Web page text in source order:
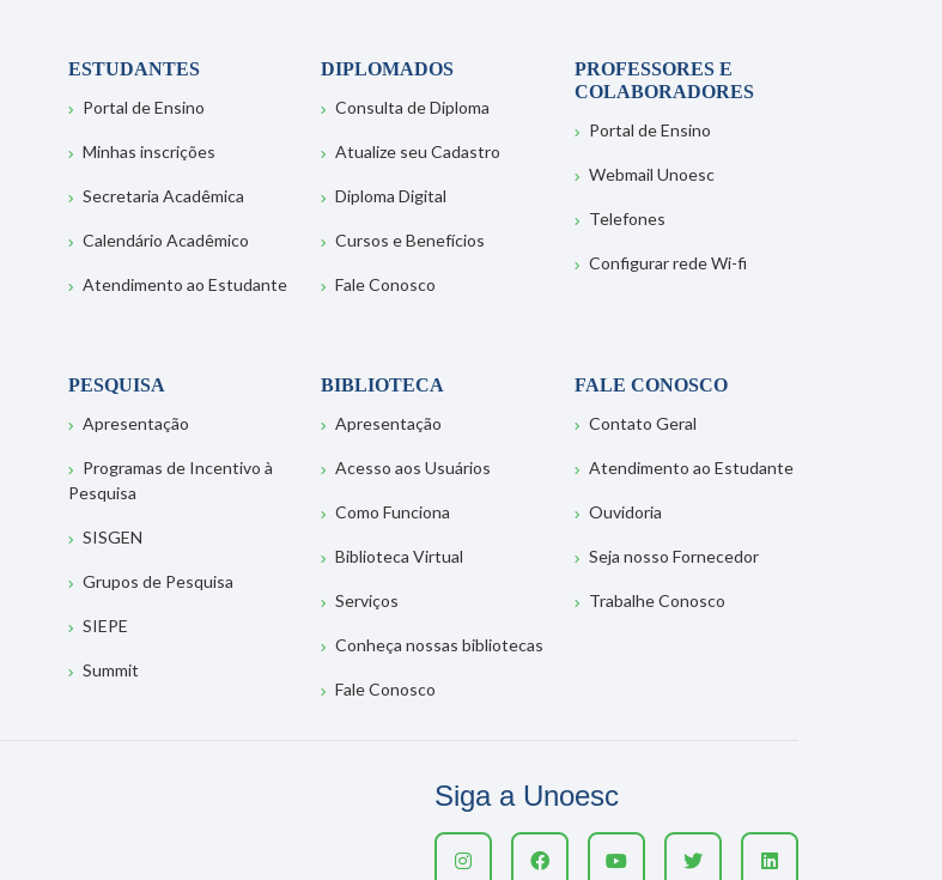
ESTUDANTES
Portal de Ensino
Minhas inscrições
Secretaria Acadêmica
Calendário Acadêmico
Atendimento ao Estudante
DIPLOMADOS
Consulta de Diploma
Atualize seu Cadastro
Diploma Digital
Cursos e Benefícios
Fale Conosco
PROFESSORES E
COLABORADORES
Portal de Ensino
Webmail Unoesc
Telefones
Configurar rede Wi-fi
PESQUISA
Apresentação
Programas de Incentivo à
Pesquisa
SISGEN
Grupos de Pesquisa
SIEPE
Summit
BIBLIOTECA
Apresentação
Acesso aos Usuários
Como Funciona
Biblioteca Virtual
Serviços
Conheça nossas bibliotecas
Fale Conosco
FALE CONOSCO
Contato Geral
Atendimento ao Estudante
Ouvidoria
Seja nosso Fornecedor
Trabalhe Conosco
Siga a Unoesc